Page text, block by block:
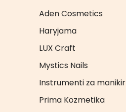
Aden Cosmetics
Haryjama
LUX Craft
Mystics Nails
Instrumenti za manikir
Prima Kozmetika